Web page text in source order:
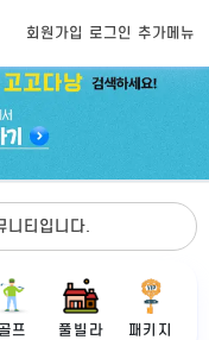
회원가입 로그인 추가메뉴
니티입니다.
프 풀빌라 패키지